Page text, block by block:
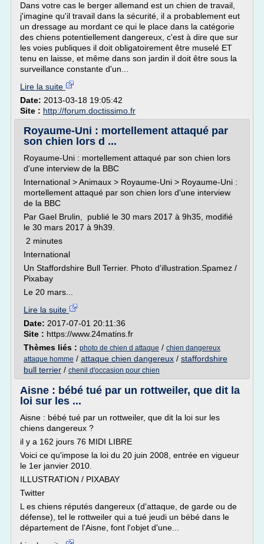
Dans votre cas le berger allemand est un chien de travail,
j'imagine qu'il travail dans la sécurité, il a probablement eut
un dressage au mordant ce qui le place dans la catégorie
des chiens potentiellement dangereux, c'est à dire que sur
les voies publiques il doit obligatoirement être muselé ET
tenu en laisse, et même dans son jardin il doit être sous la
surveillance constante d'un...
Lire la suite
Date: 2013-03-18 19:05:42
Site : http://forum.doctissimo.fr
Royaume-Uni : mortellement attaqué par
son chien lors d ...
Royaume-Uni : mortellement attaqué par son chien lors
d'une interview de la BBC
International > Animaux > Royaume-Uni > Royaume-Uni :
mortellement attaqué par son chien lors d'une interview
de la BBC
Par Gael Brulin, publié le 30 mars 2017 à 9h35, modifié
le 30 mars 2017 à 9h39.
2 minutes
International
Un Staffordshire Bull Terrier. Photo d'illustration.Spamez /
Pixabay
Le 20 mars...
Lire la suite
Date: 2017-07-01 20:11:36
Site : https://www.24matins.fr
Thèmes liés : photo de chien d attaque / chien dangereux
attaque homme / attaque chien dangereux / staffordshire
bull terrier / chenil d'occasion pour chien
Aisne : bébé tué par un rottweiler, que dit la
loi sur les ...
Aisne : bébé tué par un rottweiler, que dit la loi sur les
chiens dangereux ?
il y a 162 jours 76 MIDI LIBRE
Voici ce qu'impose la loi du 20 juin 2008, entrée en vigueur
le 1er janvier 2010.
ILLUSTRATION / PIXABAY
Twitter
L es chiens réputés dangereux (d'attaque, de garde ou de
défense), tel le rottweiler qui a tué jeudi un bébé dans le
département de l'Aisne, font l'objet d'une...